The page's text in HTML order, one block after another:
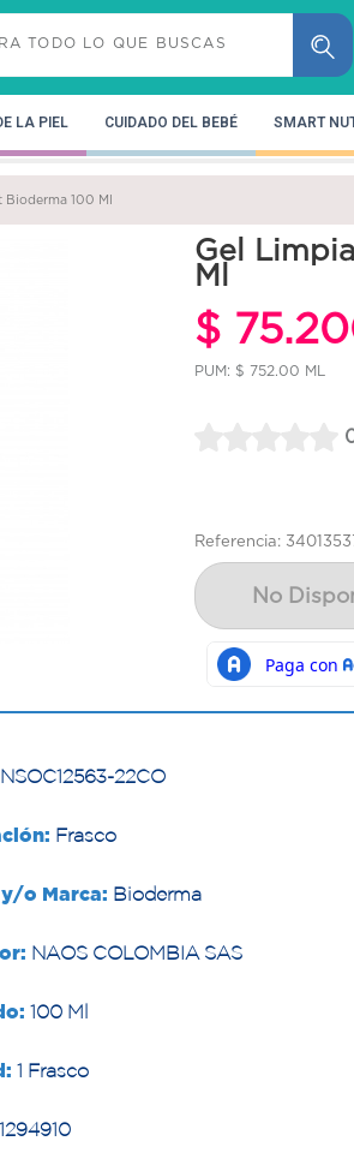
LA PIEL CUIDADO DEL BEBÉ SMART
Bioderma 100 Ml
Gel
Ml
$
PUM: $ 752.00 ML
Referencia:
No
NSOC12563-22CO
Frasco
o Marca: Bioderma
NAOS COLOMBIA SAS
100 Ml
1 Frasco
1294910